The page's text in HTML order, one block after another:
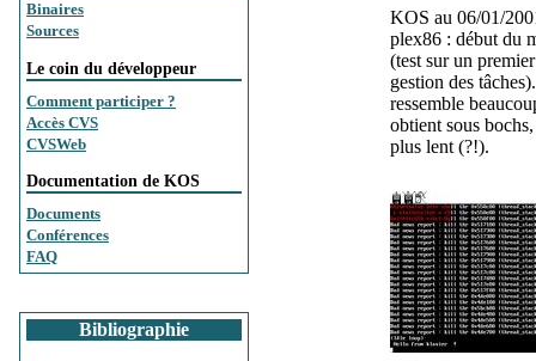
Binaires
Sources
Le coin du développeur
Comment participer ?
Accès CVS
CVSWeb
Documentation de KOS
Documents
Conférences
FAQ
Bibliographie
KOS au 06/01/
plex86 : début du
(test sur un
gestion des
ressemble
obtient sous
plus lent (?!).